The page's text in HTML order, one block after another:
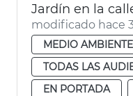
Jardín en la
modificado hace
MEDIO AMBIENTE
TODAS LAS
EN PORTADA